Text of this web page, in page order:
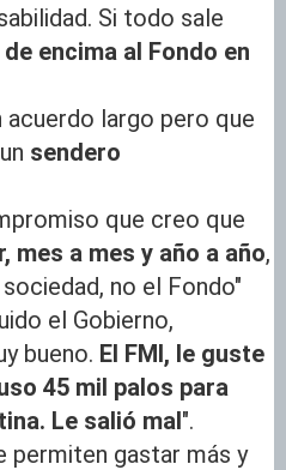
Si todo sale
encima al Fondo en
acuerdo largo pero que
sendero
que creo que
mes a mes y año a año,
no el Fondo"
el Gobierno,
bueno. El FMI, le guste
45 mil palos para
Le salió mal".
permiten gastar más y